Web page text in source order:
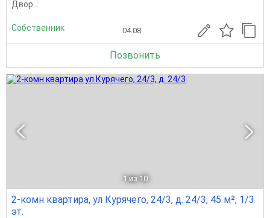
Двор...
Собственник 04.08
Позвонить
1 из 10
2-комн квартира, ул Курячего, 24/3, д. 24/3, 45 м², 1/3
эт.